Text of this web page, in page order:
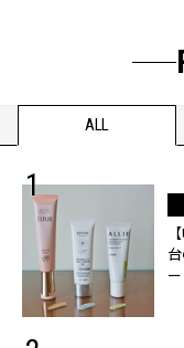
ALL